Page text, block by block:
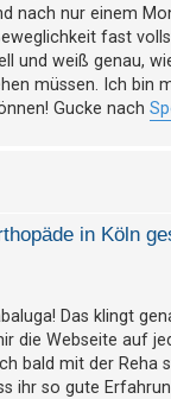
nach nur einem
fast
und weiß genau,
müssen. Ich bin
Gucke nach
in Köln
Das klingt
die Webseite auf
bald mit der Reha
ihr so gute